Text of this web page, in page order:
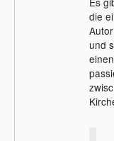
die
und